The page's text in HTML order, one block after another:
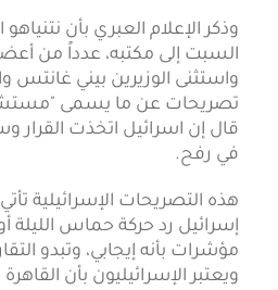
وذكر الإعلام العبري بأن
السبت إلى مكتبه، عدداً من
واستثنى الوزيرين بيني غانتس
تصريحات عن ما يسمى
قال إن اسرائيل اتخذت القرار
في رفح.
هذه التصريحات الإسرائيلية
إسرائيل رد حركة حماس الليلة
مؤشرات بأنه إيجابي، وتبدو
ويعتبر الإسرائيليون بأن